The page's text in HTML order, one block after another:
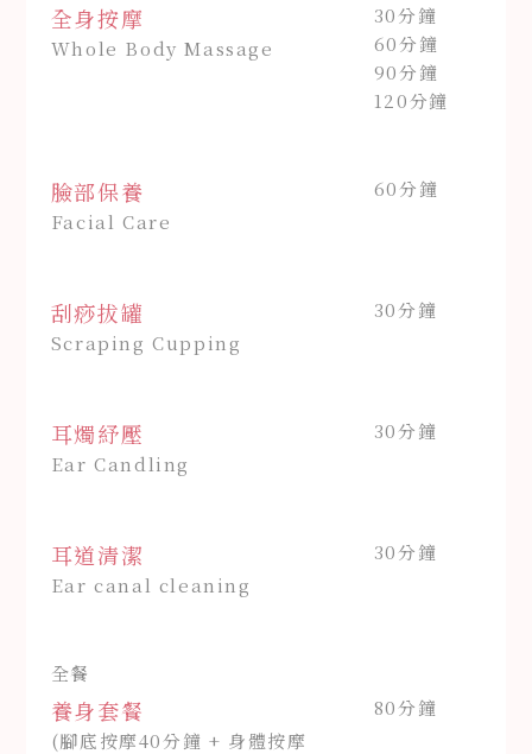
全身按摩
Whole Body Massage
30分鐘
60分鐘
90分鐘
120分鐘
臉部保養
Facial Care
60分鐘
刮痧拔罐
Scraping Cupping
30分鐘
耳燭紓壓
Ear Candling
30分鐘
耳道清潔
Ear canal cleaning
30分鐘
全餐
養身套餐
(腳底按摩40分鐘 + 身體按摩
80分鐘